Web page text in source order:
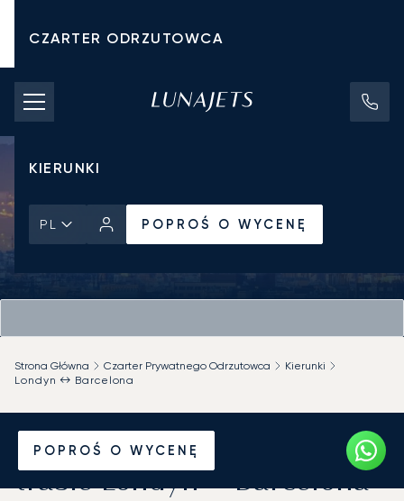
CZARTER ODRZUTOWCA
KOSZTY CZARTERU
PRYWATNE ODRZUTOWCE
KIERUNKI
PL POPROŚ O WYCENĘ
POPROŚ O WYCENĘ
Strona Główna Czarter Prywatnego Odrzutowca
Kierunki
Londyn ↔ Barcelona
Wynajmij jet prywatny na
trasie Londyn – Barcelona